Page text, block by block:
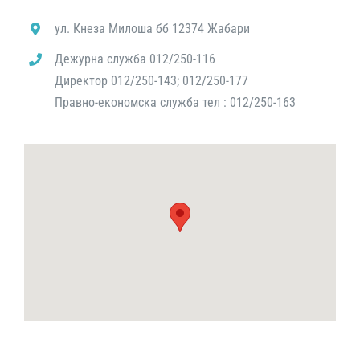
ул. Кнеза Милоша бб 12374 Жабари
Дежурна служба 012/250-116
Директор 012/250-143; 012/250-177
Правно-економска служба тел : 012/250-163